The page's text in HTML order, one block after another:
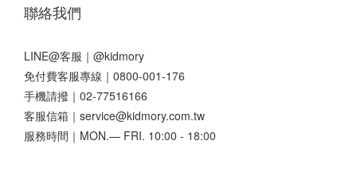
聯絡我們
LINE@客服｜ @kidmory
免付費客服專線｜0800-001-176
手機請撥｜02-77516166
客服信箱｜service@kidmory.com.tw
服務時間｜MON.— FRI. 10:00 - 18:00